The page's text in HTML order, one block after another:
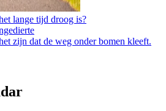
lange tijd droog is?
zijn dat de weg onder bomen kleeft.